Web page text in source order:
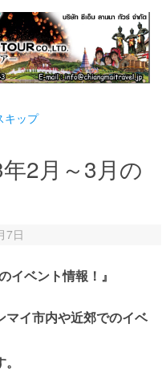
キップ
2月～3月の
7日
イベント情報！』
マイ市内や近郊でのイベ